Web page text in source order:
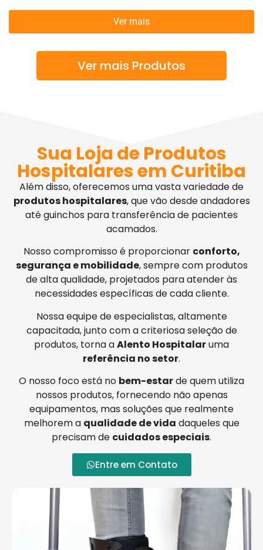
Ver mais
Ver mais Produtos
Sua Loja de Produtos
Hospitalares em Curitiba
Além disso, oferecemos uma vasta variedade de
produtos hospitalares, que vão desde andadores
até guinchos para transferência de pacientes
acamados.
Nosso compromisso é proporcionar conforto,
segurança e mobilidade, sempre com produtos
de alta qualidade, projetados para atender às
necessidades específicas de cada cliente.
Nossa equipe de especialistas, altamente
capacitada, junto com a criteriosa seleção de
produtos, torna aAlento Hospitalaruma
referência no setor.
O nosso foco está no bem-estarde quem utiliza
nossos produtos, fornecendo não apenas
equipamentos, mas soluções que realmente
melhorem a qualidade de vida daqueles que
precisam de cuidados especiais.
Entre em Contato